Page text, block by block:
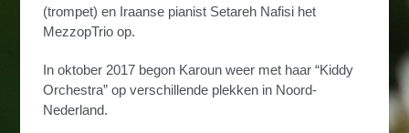
(trompet) en Iraanse pianist Setareh Nafisi het
MezzopTrio op.
In oktober 2017 begon Karoun weer met haar “Kiddy
Orchestra” op verschillende plekken in Noord-
Nederland.